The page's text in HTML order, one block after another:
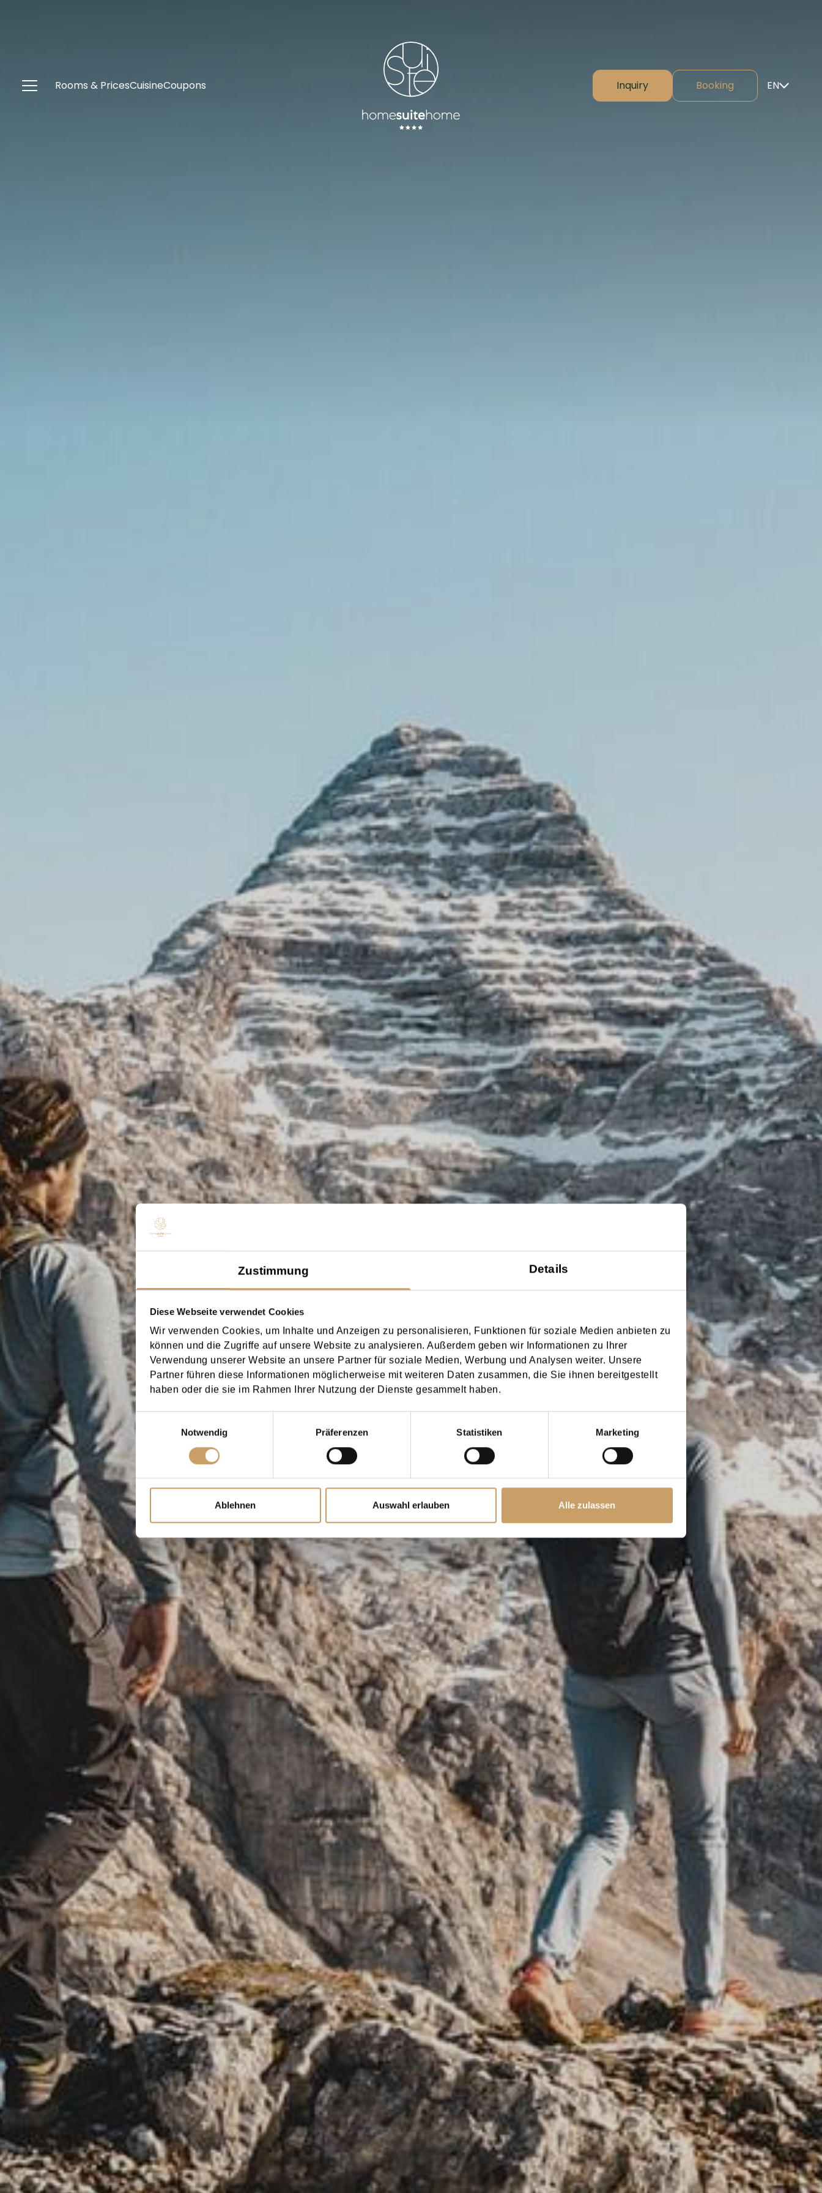
Zustimmung Details
Diese Webseite verwendet Cookies
Wir verwenden Cookies, um Inhalte und Anzeigen zu personalisieren, Funktionen für soziale Medien anbieten zu
können und die Zugriffe auf unsere Website zu analysieren. Außerdem geben wir Informationen zu Ihrer
Verwendung unserer Website an unsere Partner für soziale Medien, Werbung und Analysen weiter. Unsere
Partner führen diese Informationen möglicherweise mit weiteren Daten zusammen, die Sie ihnen bereitgestellt
haben oder die sie im Rahmen Ihrer Nutzung der Dienste gesammelt haben.
Notwendig
Präferenzen Statistiken Marketing
Ablehnen Auswahl erlauben Alle zulassen
Rooms & PricesCuisineCoupons Inquiry Booking EN⌄